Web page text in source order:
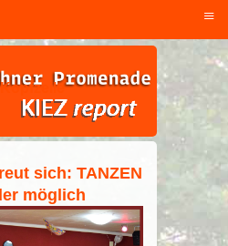
Kopfzeile
sich: TANZEN
möglich
≡